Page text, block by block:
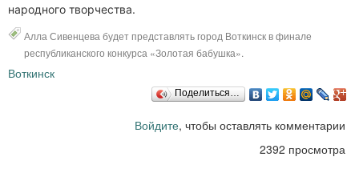
народного творчества.
Алла Сивенцева будет представлять город Воткинск в финале
республиканского конкурса «Золотая бабушка».
Воткинск
Поделиться…
Войдите, чтобы оставлять комментарии
2392 просмотра